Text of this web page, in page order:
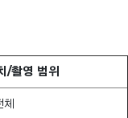
/촬영 범위
체